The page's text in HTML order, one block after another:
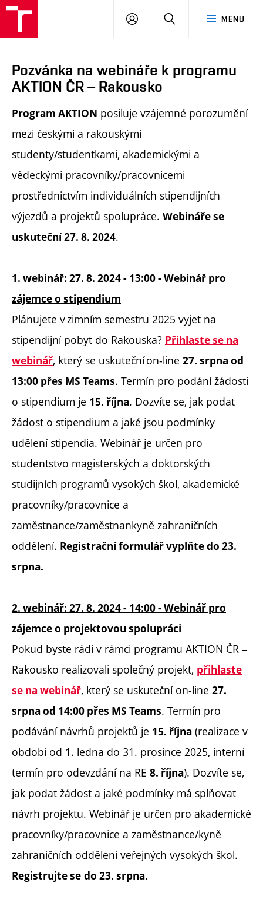
MENU
PŘIHLÁSIT
Pozvánka na webináře k programu
AKTION ČR – Rakousko
Program AKTION posiluje vzájemné porozumění
mezi českými a rakouskými
studenty/studentkami, akademickými a
vědeckými pracovníky/pracovnicemi
prostřednictvím individuálních stipendijních
výjezdů a projektů spolupráce. Webináře se
uskuteční 27. 8. 2024.
1. webinář: 27. 8. 2024 - 13:00 - Webinář pro
zájemce o stipendium
Plánujete v zimním semestru 2025 vyjet na
stipendijní pobyt do Rakouska? Přihlaste se na
webinář, který se uskuteční on-line 27. srpna od
13:00 přes MS Teams. Termín pro podání žádosti
o stipendium je 15. října. Dozvíte se, jak podat
žádost o stipendium a jaké jsou podmínky
udělení stipendia. Webinář je určen pro
studentstvo magisterských a doktorských
studijních programů vysokých škol, akademické
pracovníky/pracovnice a
zaměstnance/zaměstnankyně zahraničních
oddělení. Registrační formulář vyplňte do 23.
srpna.
2. webinář: 27. 8. 2024 - 14:00 - Webinář pro
zájemce o projektovou spolupráci
Pokud byste rádi v rámci programu AKTION ČR –
Rakousko realizovali společný projekt, přihlaste
se na webinář, který se uskuteční on-line 27.
srpna od 14:00 přes MS Teams. Termín pro
podávání návrhů projektů je 15. října (realizace v
období od 1. ledna do 31. prosince 2025, interní
termín pro odevzdání na RE 8. října). Dozvíte se,
jak podat žádost a jaké podmínky má splňovat
návrh projektu. Webinář je určen pro akademické
pracovníky/pracovnice a zaměstnance/kyně
zahraničních oddělení veřejných vysokých škol.
Registrujte se do 23. srpna.